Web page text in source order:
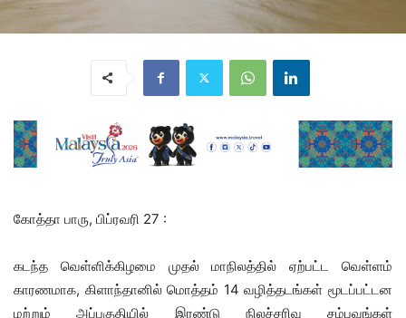
கோத்தா பாரு, பிப்ரவரி 27 :
கடந்த வெள்ளிக்கிழமை முதல் மாநிலத்தில் ஏற்பட்ட வெள்ளம்
காரணமாக, கிளாந்தானில் மொத்தம் 14 வழித்தடங்கள் மூடப்பட்டன
மற்றும் அப்பகுதியில் இரண்டு நிலச்சரிவு சம்பவங்கள்